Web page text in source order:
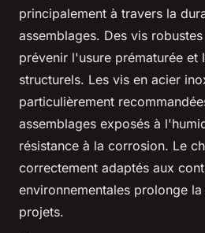
principalement à travers la
assemblages. Des vis
prévenir l'usure prématurée et
structurels. Les vis en acier
particulièrement
assemblages exposés à
résistance à la corrosion. Le
correctement adaptés aux
environnementales prolonge
projets.